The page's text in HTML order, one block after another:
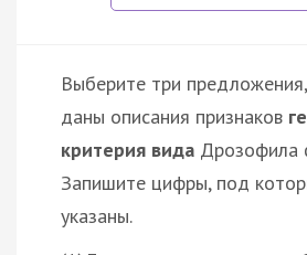
Выберите три
даны описания признаков
критерия вида Дрозофила
Запишите цифры, под
указаны.